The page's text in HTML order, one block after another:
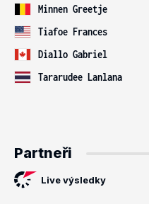
Minnen Greetje
Tiafoe Frances
Diallo Gabriel
Tararudee Lanlana
Partneři
Live výsledky